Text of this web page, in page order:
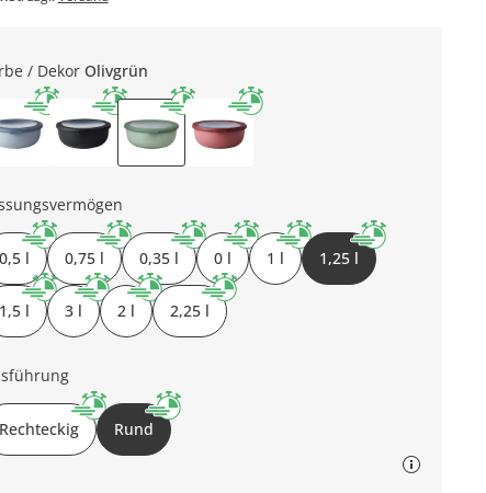
/ Dekor Olivgrün
0,5 l 0,75 l 0,35 l 0 l 1 l 1,25 l
1,5 l 3 l 2 l 2,25 l
Rechteckig Rund